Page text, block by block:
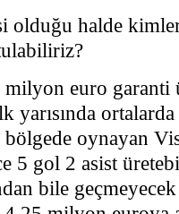
olduğu halde
euro garanti
ortalarda
bölgede oynayan
5 gol 2 asist
bile